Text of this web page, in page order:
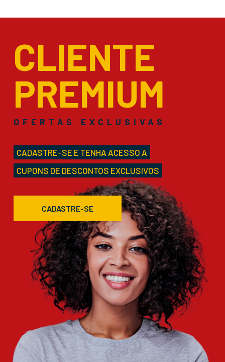
CLIENTE
PREMIUM
OFERTAS EXCLUSIVAS
CADASTRE-SE E TENHA ACESSO A
CUPONS DE DESCONTOS EXCLUSIVOS
CADASTRE-SE